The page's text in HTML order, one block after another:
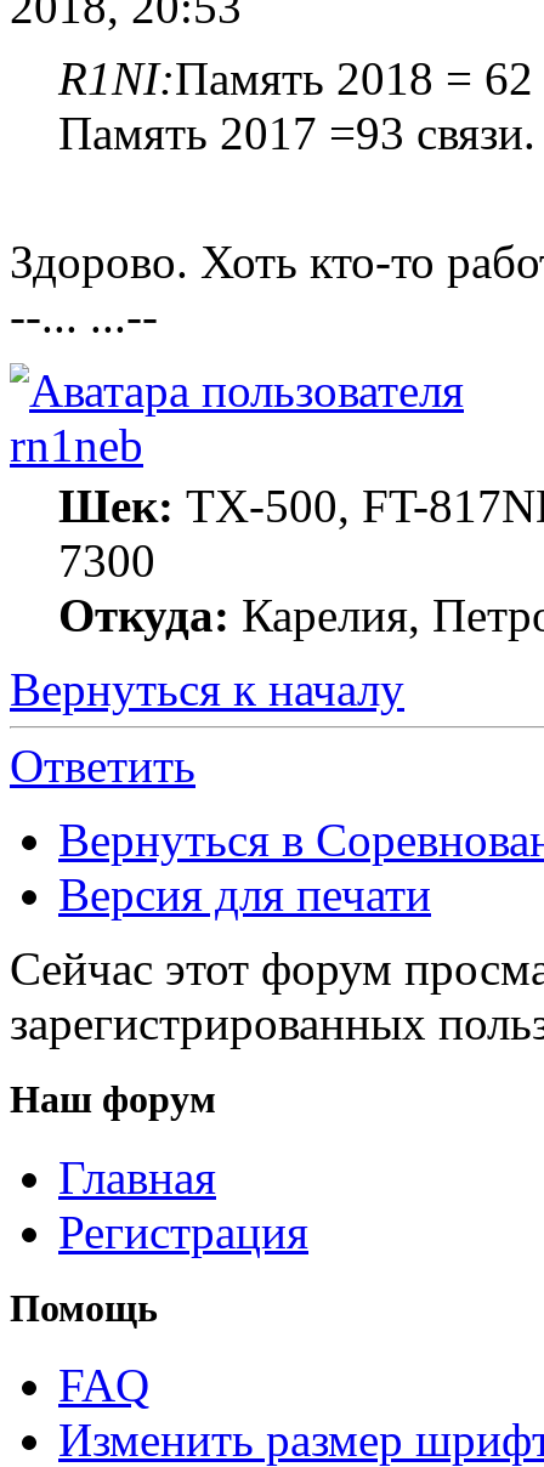
R1NI:Память 2018 = 62
Память 2017 =93 связи.
Здорово. Хоть кто-то
--... ...--
rn1neb
Шек: TX-500, FT-
7300
Откуда: Карелия,
Вернуться к началу
Ответить
Вернуться в
Версия для печати
Сейчас этот форум
зарегистрированных
Наш форум
Главная
Регистрация
Помощь
FAQ
Изменить размер